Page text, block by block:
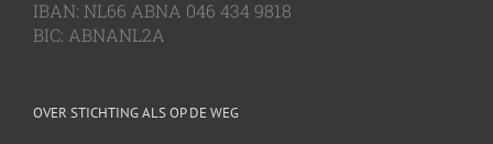
IBAN: NL66 ABNA 046 434 9818
BIC: ABNANL2A
OVER STICHTING ALS OP DE WEG